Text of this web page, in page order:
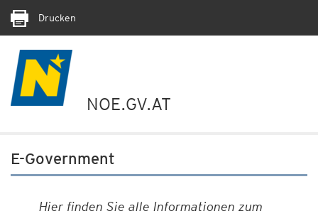
Drucken
NOE.GV.AT
E-Government
Hier finden Sie alle Informationen zum